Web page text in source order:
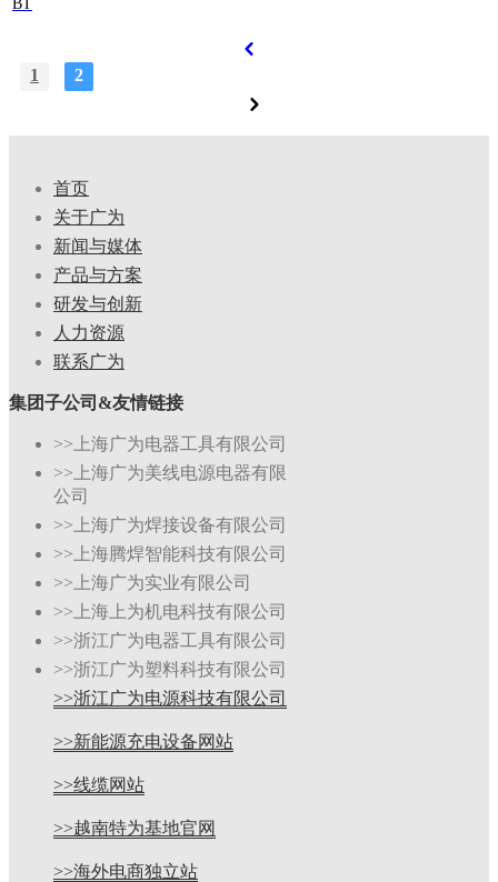
BT
1 2
首页
关于广为
新闻与媒体
产品与方案
研发与创新
人力资源
联系广为
集团子公司&友情链接
>>上海广为电器工具有限公司
>>上海广为美线电源电器有限
公司
>>上海广为焊接设备有限公司
>>上海腾焊智能科技有限公司
>>上海广为实业有限公司
>>上海上为机电科技有限公司
>>浙江广为电器工具有限公司
>>浙江广为塑料科技有限公司
>>浙江广为电源科技有限公司
>>新能源充电设备网站
>>线缆网站
>>越南特为基地官网
>>海外电商独立站